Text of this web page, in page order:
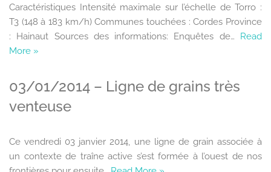
Caractéristiques Intensité maximale sur l’échelle de Torro :
T3 (148 à 183 km/h) Communes touchées : Cordes Province
: Hainaut Sources des informations: Enquêtes de… Read
More »
03/01/2014 – Ligne de grains très
venteuse
Ce vendredi 03 janvier 2014, une ligne de grain associée à
un contexte de traîne active s’est formée à l’ouest de nos